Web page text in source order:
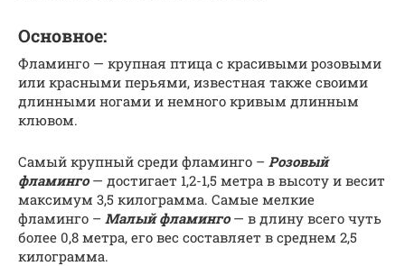
Основное:
Фламинго — крупная птица с красивыми розовыми
или красными перьями, известная также своими
длинными ногами и немного кривым длинным
клювом.
Самый крупный среди фламинго – Розовый
фламинго— достигает 1,2-1,5 метра в высоту и весит
максимум 3,5 килограмма. Самые мелкие
фламинго – Малый фламинго— в длину всего чуть
более 0,8 метра, его вес составляет в среднем 2,5
килограмма.